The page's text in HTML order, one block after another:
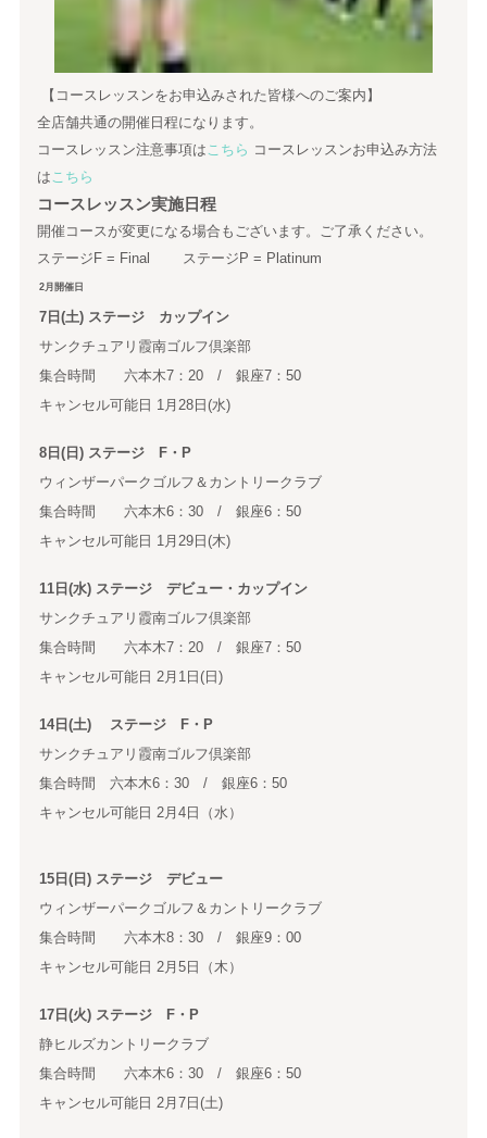
【コースレッスンをお申込みされた皆様へのご案内】
全店舗共通の開催日程になります。
コースレッスン注意事項はこちら コースレッスンお申込み方法
はこちら
コースレッスン実施日程
開催コースが変更になる場合もございます。ご了承ください。
ステージF = Final ステージP = Platinum
2月開催日
7日(土) ステージ カップイン
サンクチュアリ霞南ゴルフ倶楽部
集合時間 六本木7：20 / 銀座7：50
キャンセル可能日 1月28日(水)
8日(日) ステージ F・P
ウィンザーパークゴルフ＆カントリークラブ
集合時間 六本木6：30 / 銀座6：50
キャンセル可能日 1月29日(木)
11日(水) ステージ デビュー・カップイン
サンクチュアリ霞南ゴルフ倶楽部
集合時間 六本木7：20 / 銀座7：50
キャンセル可能日 2月1日(日)
14日(土) ステージ F・P
サンクチュアリ霞南ゴルフ倶楽部
集合時間 六本木6：30 / 銀座6：50
キャンセル可能日 2月4日（水）
15日(日) ステージ デビュー
ウィンザーパークゴルフ＆カントリークラブ
集合時間 六本木8：30 / 銀座9：00
キャンセル可能日 2月5日（木）
17日(火) ステージ F・P
静ヒルズカントリークラブ
集合時間 六本木6：30 / 銀座6：50
キャンセル可能日 2月7日(土)